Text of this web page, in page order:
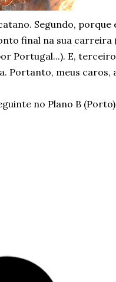
Segundo, porque
final na sua carreira
Portugal...). E,
Portanto, meus caros,
no Plano B